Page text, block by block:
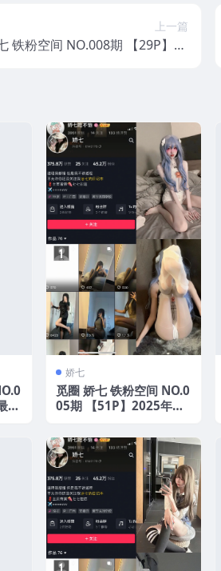
上一篇
铁粉空间 NO.008期 【29P】20
新
娇七
觅圈 娇七 铁粉空间 NO.0
05期 【51P】2025年最